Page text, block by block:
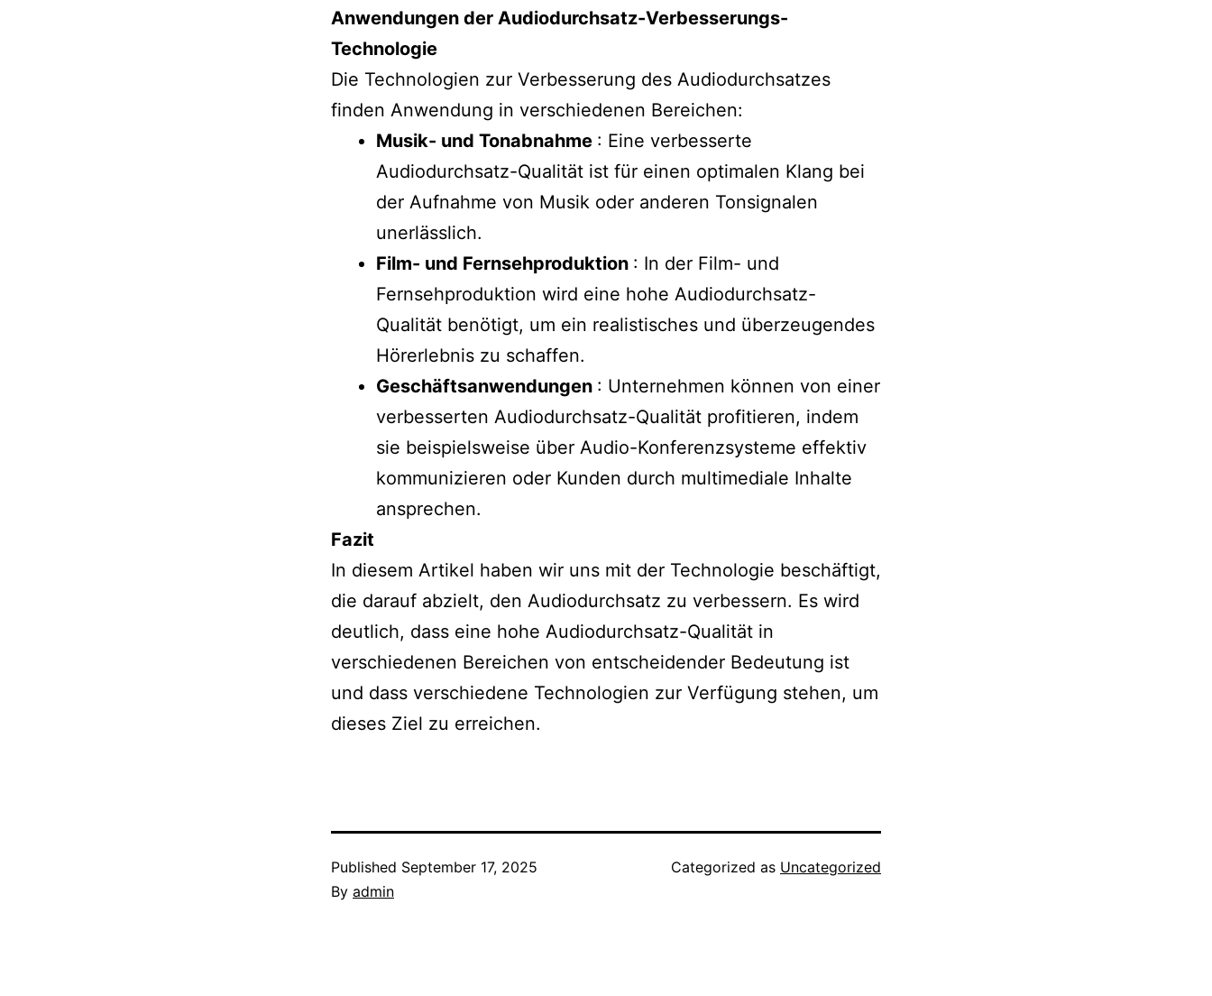
Anwendungen der Audiodurchsatz-Verbesserungs-
Technologie
Die Technologien zur Verbesserung des Audiodurchsatzes
finden Anwendung in verschiedenen Bereichen:
Musik- und Tonabnahme : Eine verbesserte
Audiodurchsatz-Qualität ist für einen optimalen Klang bei
der Aufnahme von Musik oder anderen Tonsignalen
unerlässlich.
Film- und Fernsehproduktion : In der Film- und
Fernsehproduktion wird eine hohe Audiodurchsatz-
Qualität benötigt, um ein realistisches und überzeugendes
Hörerlebnis zu schaffen.
Geschäftsanwendungen : Unternehmen können von einer
verbesserten Audiodurchsatz-Qualität profitieren, indem
sie beispielsweise über Audio-Konferenzsysteme effektiv
kommunizieren oder Kunden durch multimediale Inhalte
ansprechen.
Fazit
In diesem Artikel haben wir uns mit der Technologie beschäftigt,
die darauf abzielt, den Audiodurchsatz zu verbessern. Es wird
deutlich, dass eine hohe Audiodurchsatz-Qualität in
verschiedenen Bereichen von entscheidender Bedeutung ist
und dass verschiedene Technologien zur Verfügung stehen, um
dieses Ziel zu erreichen.
Published September 17, 2025
By admin
Categorized as Uncategorized